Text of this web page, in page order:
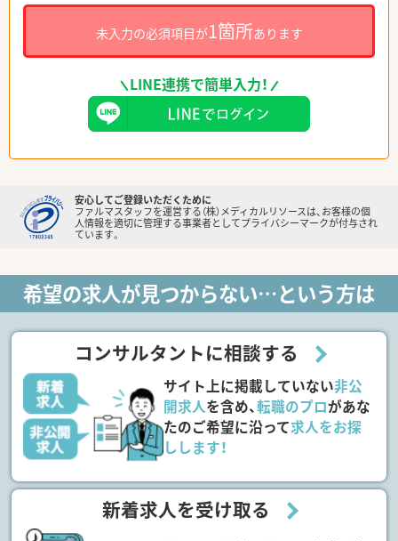
未入力の必須項目が1箇所あります
LINE連携で簡単入力！
安心してご登録いただくために
ファルマスタッフを運営する（株）メディカルリソースは、お客様の個
人情報を適切に管理する事業者としてプライバシーマークが付与され
ています。
希望の求人が見つからない…という方は
コンサルタントに相談する
サイト上に掲載していない非公
開求人を含め、転職のプロがあな
たのご希望に沿って求人をお探
しします！
新着求人を受け取る